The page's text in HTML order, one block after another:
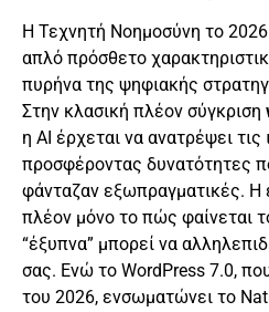
Η Τεχνητή Νοημοσύνη το
απλό πρόσθετο
πυρήνα της ψηφιακής
Στην κλασική πλέον σύγκριση
η AI έρχεται να ανατρέψει τις
προσφέροντας δυνατότητες
φάνταζαν εξωπραγματικές. Η
πλέον μόνο το πώς φαίνεται
“έξυπνα” μπορεί να
σας. Ενώ το WordPress 7.0,
του 2026, ενσωματώνει το